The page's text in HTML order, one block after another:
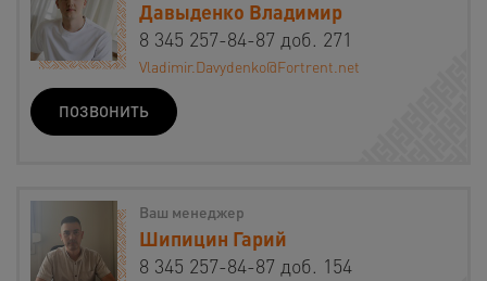
Давыденко Владимир
8 345 257-84-87 доб. 271
Vladimir.Davydenko@Fortrent.net
ПОЗВОНИТЬ
Ваш менеджер
Шипицин Гарий
8 345 257-84-87 доб. 154